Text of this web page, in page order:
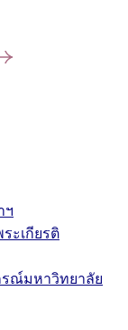
ฯ
ะเกียรติ
รณ์มหาวิทยาลัย